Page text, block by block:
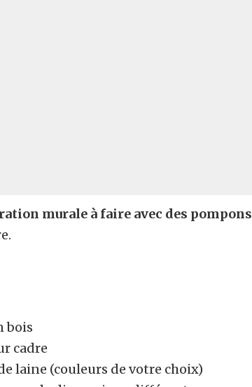
murale à faire avec des pompons
bois
cadre
laine (couleurs de votre choix)